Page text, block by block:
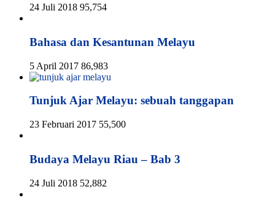
24 Juli 2018 95,754
Bahasa dan Kesantunan Melayu
5 April 2017 86,983
Tunjuk Ajar Melayu: sebuah tanggapan
23 Februari 2017 55,500
Budaya Melayu Riau – Bab 3
24 Juli 2018 52,882